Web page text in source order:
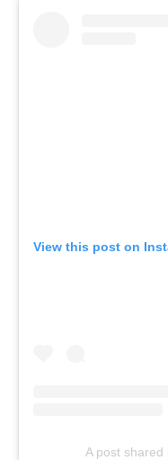
View this post on
A post shared